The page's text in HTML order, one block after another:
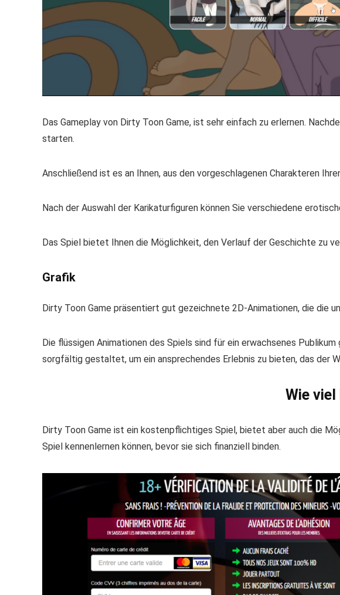
Das Gameplay von Dirty Toon Game, ist sehr einfach zu erlernen.
starten.
Anschließend ist es an Ihnen, aus den vorgeschlagenen Charakteren
Nach der Auswahl der Karikaturfiguren können Sie verschiedene
Das Spiel bietet Ihnen die Möglichkeit, den Verlauf der Geschichte zu
Grafik
Dirty Toon Game präsentiert gut gezeichnete 2D-Animationen, die die
Die flüssigen Animationen des Spiels sind für ein erwachsenes
sorgfältig gestaltet, um ein ansprechendes Erlebnis zu bieten, das der
Wie
Dirty Toon Game ist ein kostenpflichtiges Spiel, bietet aber auch die
Spiel kennenlernen können, bevor sie sich finanziell binden.